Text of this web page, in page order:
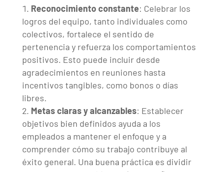
Reconocimiento constante: Celebrar los
logros del equipo, tanto individuales como
colectivos, fortalece el sentido de
pertenencia y refuerza los comportamientos
positivos. Esto puede incluir desde
agradecimientos en reuniones hasta
incentivos tangibles, como bonos o días
libres.
Metas claras y alcanzables: Establecer
objetivos bien definidos ayuda a los
empleados a mantener el enfoque y a
comprender cómo su trabajo contribuye al
éxito general. Una buena práctica es dividir